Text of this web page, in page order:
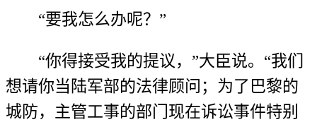
“要我怎么办呢？”
“你得接受我的提议，”大臣说。“我们
想请你当陆军部的法律顾问；为了巴黎的
城防，主管工事的部门现在诉讼事件特别